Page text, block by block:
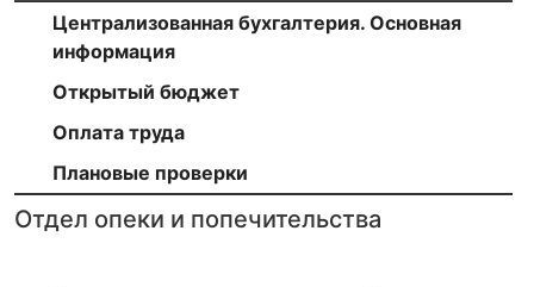
Централизованная бухгалтерия. Основная
информация
Открытый бюджет
Оплата труда
Плановые проверки
Отдел опеки и попечительства